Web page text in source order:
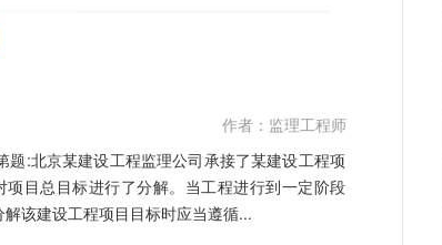
作者：监理工程师
:北京某建设工程监理公司承接了某建设工程项
目总目标进行了分解。当工程进行到一定阶段
该建设工程项目目标时应当遵循...